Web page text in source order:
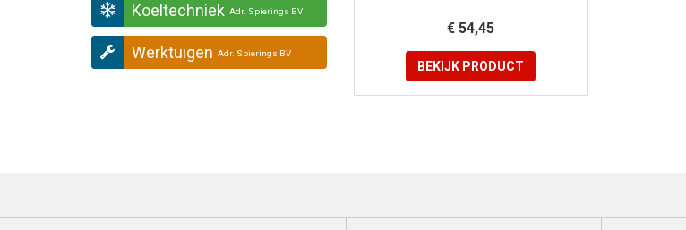
Koeltechniek Adr. Spierings BV
Werktuigen Adr. Spierings BV
€ 54,45
BEKIJK PRODUCT